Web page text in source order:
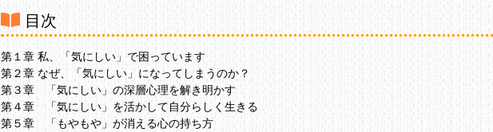
目次
第１章 私、「気にしい」で困っています
第２章 なぜ、「気にしい」になってしまうのか？
第３章 「気にしい」の深層心理を解き明かす
第４章 「気にしい」を活かして自分らしく生きる
第５章 「もやもや」が消える心の持ち方